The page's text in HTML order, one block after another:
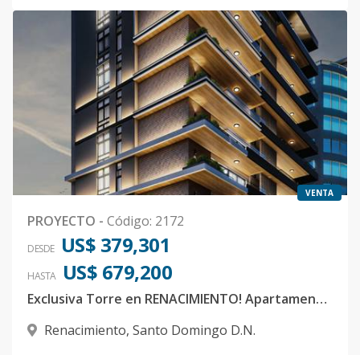
VENTA
PROYECTO - Código: 2172
DESDE US$ 379,301
HASTA US$ 679,200
Exclusiva Torre en RENACIMIENTO! Apartamentos de 3 habitaciones+estudio
Renacimiento, Santo Domingo D.N.